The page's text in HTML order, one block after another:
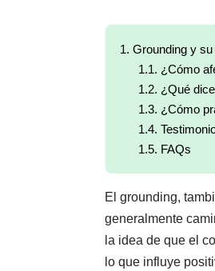
1. Grounding y
1.1. ¿Cómo
1.2. ¿Qué
1.3. ¿Cómo
1.4.
1.5. FAQs
El grounding,
generalmente
la idea de que el
lo que influye